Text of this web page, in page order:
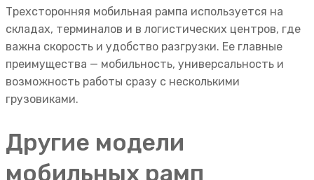
Трехсторонняя мобильная рампа используется на
складах, терминалов и в логистических центров, где
важна скорость и удобство разгрузки. Ее главные
преимущества — мобильность, универсальность и
возможность работы сразу с несколькими
грузовиками.
Другие модели
мобильных рамп